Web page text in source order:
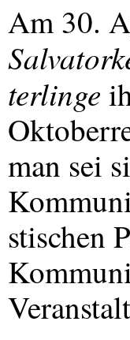
Am 30.
terlinge
man sei
stischen